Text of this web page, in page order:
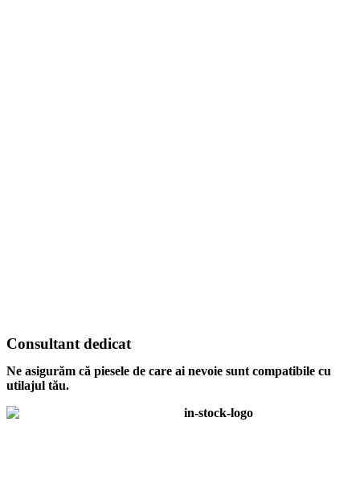
Consultant dedicat
Ne asigurăm că piesele de care ai nevoie sunt compatibile cu
utilajul tău.